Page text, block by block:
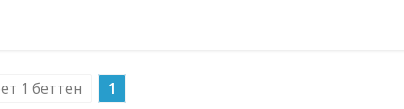
1 беттен 1